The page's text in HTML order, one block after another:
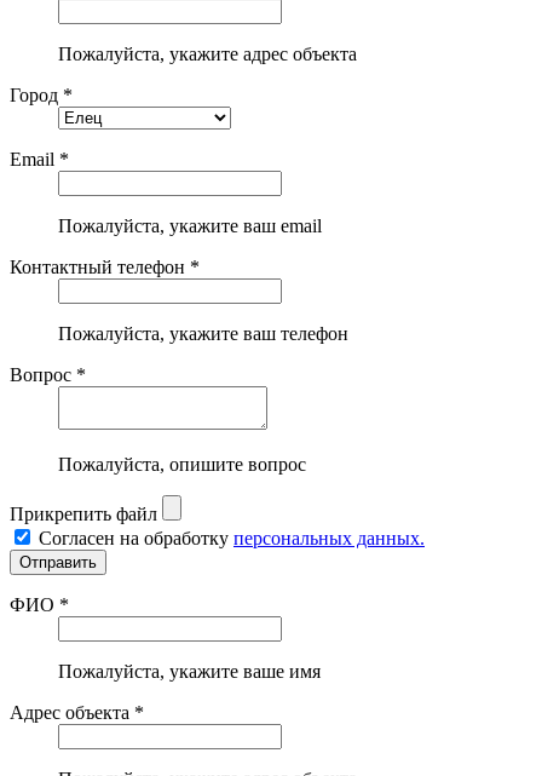
Пожалуйста, укажите адрес объекта
Город *
Email *
Пожалуйста, укажите ваш email
Контактный телефон *
Пожалуйста, укажите ваш телефон
Вопрос *
Пожалуйста, опишите вопрос
Прикрепить файл
Согласен на обработку персональных данных.
ФИО *
Пожалуйста, укажите ваше имя
Адрес объекта *